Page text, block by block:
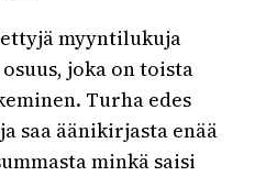
myyntilukuja
joka on toista
Turha edes
saa äänikirjasta enää
minkä saisi